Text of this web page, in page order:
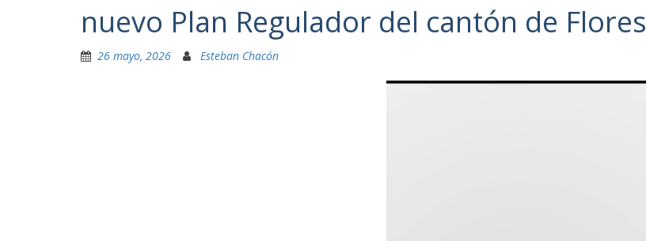
nuevo Plan Regulador del cantón de Flores
26 mayo, 2026 Esteban Chacón
Reproductor